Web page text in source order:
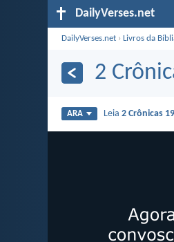
DailyVerses.net
DailyVerses.net ›Livros da
2
ARA Leia2 Crônicas 19